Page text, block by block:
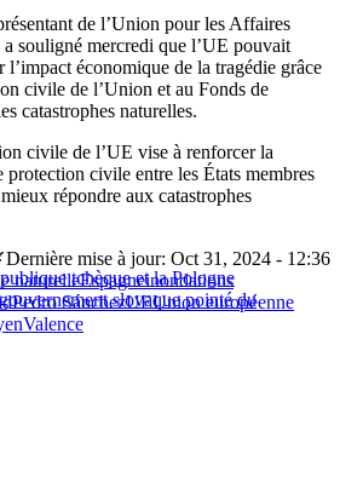
de l’Union pour les Affaires
souligné mercredi que l’UE pouvait
l’impact économique de la tragédie grâce
civile de l’Union et au Fonds de
catastrophes naturelles.
civile de l’UE vise à renforcer la
protection civile entre les États membres
répondre aux catastrophes
tchèque et la Pologne
slovaque pointé du
Dernière mise à jour: Oct 31, 2024 - 12:36
naturelleEspagneinondations
Pedro SánchezUEUnion européenne
Valence